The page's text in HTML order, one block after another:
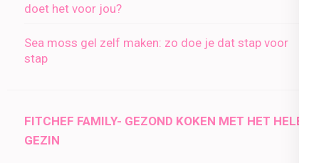
doet het voor jou?
Sea moss gel zelf maken: zo doe je dat stap voor
stap
FITCHEF FAMILY- GEZOND KOKEN MET HET HELE
GEZIN